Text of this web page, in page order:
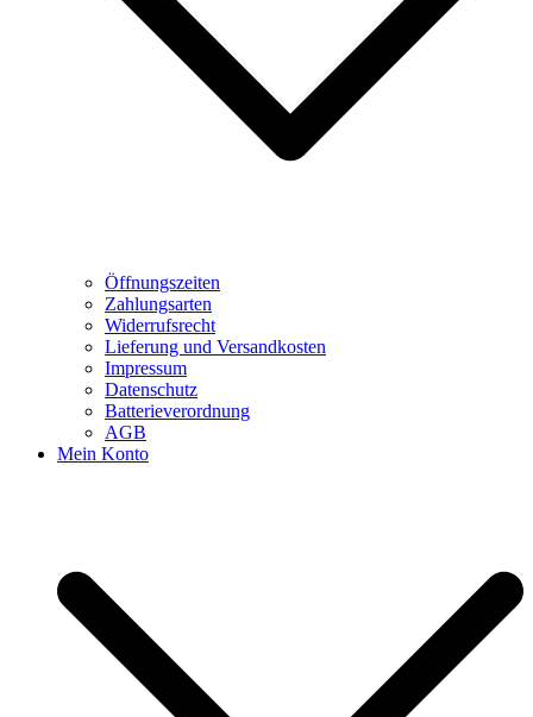
Öffnungszeiten
Zahlungsarten
Widerrufsrecht
Lieferung und Versandkosten
Impressum
Datenschutz
Batterieverordnung
AGB
Mein Konto